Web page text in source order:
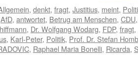
, denkt, fragt, Justitius, meint,
AfD, antwortet, Betrug am Menschen, CDU
, Dr. Wolfgang Wodarg, FDP, fragt,
, Karl-Peter, Politik, Prof. Dr. Stefan
, Raphael Maria Bonelli, Ricarda,